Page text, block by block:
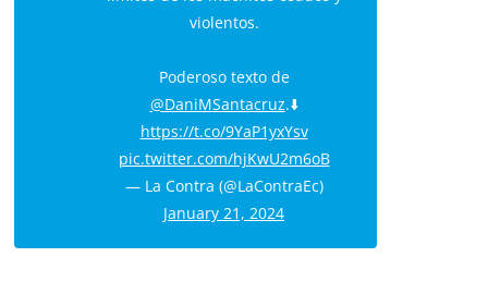
violentos.
Poderoso texto de
@DaniMSantacruz.⬇️
https://t.co/9YaP1yxYsv
pic.twitter.com/hjKwU2m6oB
— La Contra (@LaContraEc)
January 21, 2024